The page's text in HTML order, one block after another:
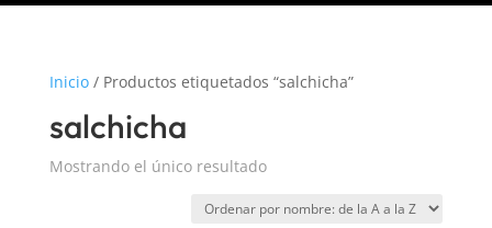
Inicio/ Productos etiquetados “salchicha”
salchicha
Mostrando el único resultado